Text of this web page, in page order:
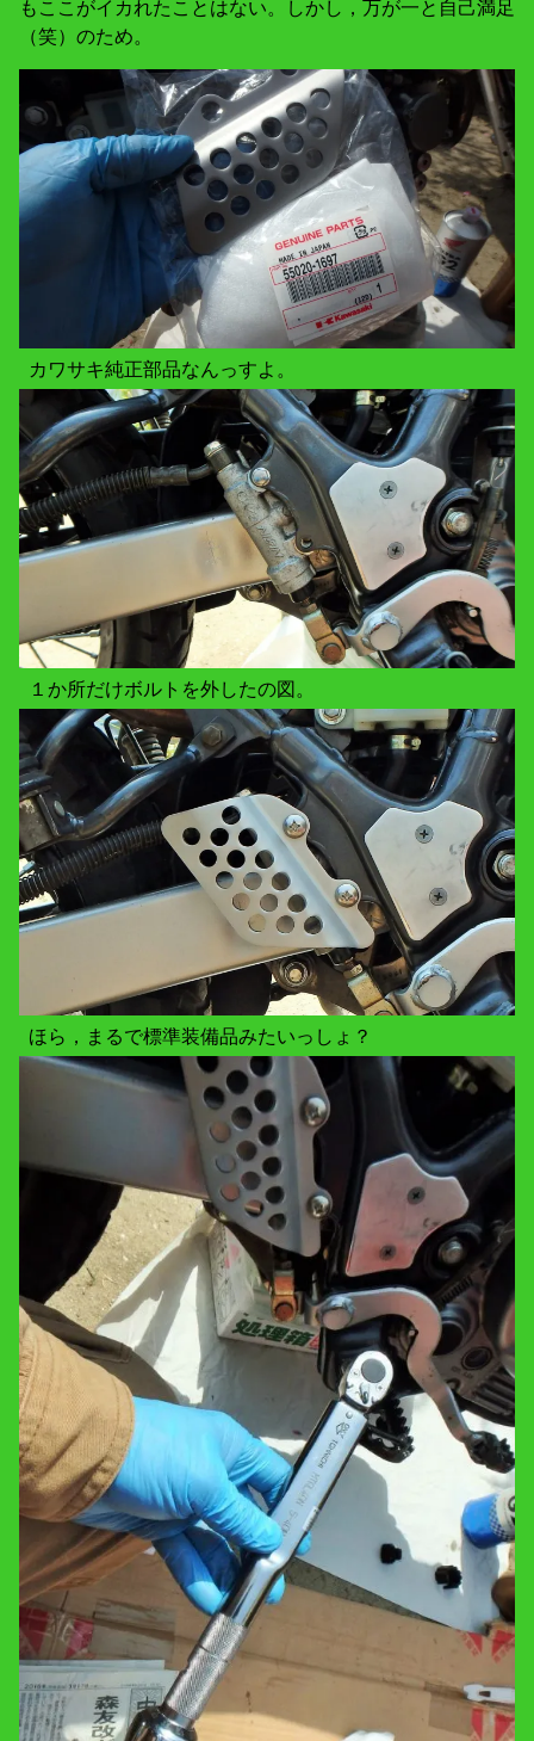
もここがイカれたことはない。しかし，万が一と自己満足
（笑）のため。
カワサキ純正部品なんっすよ。
１か所だけボルトを外したの図。
ほら，まるで標準装備品みたいっしょ？